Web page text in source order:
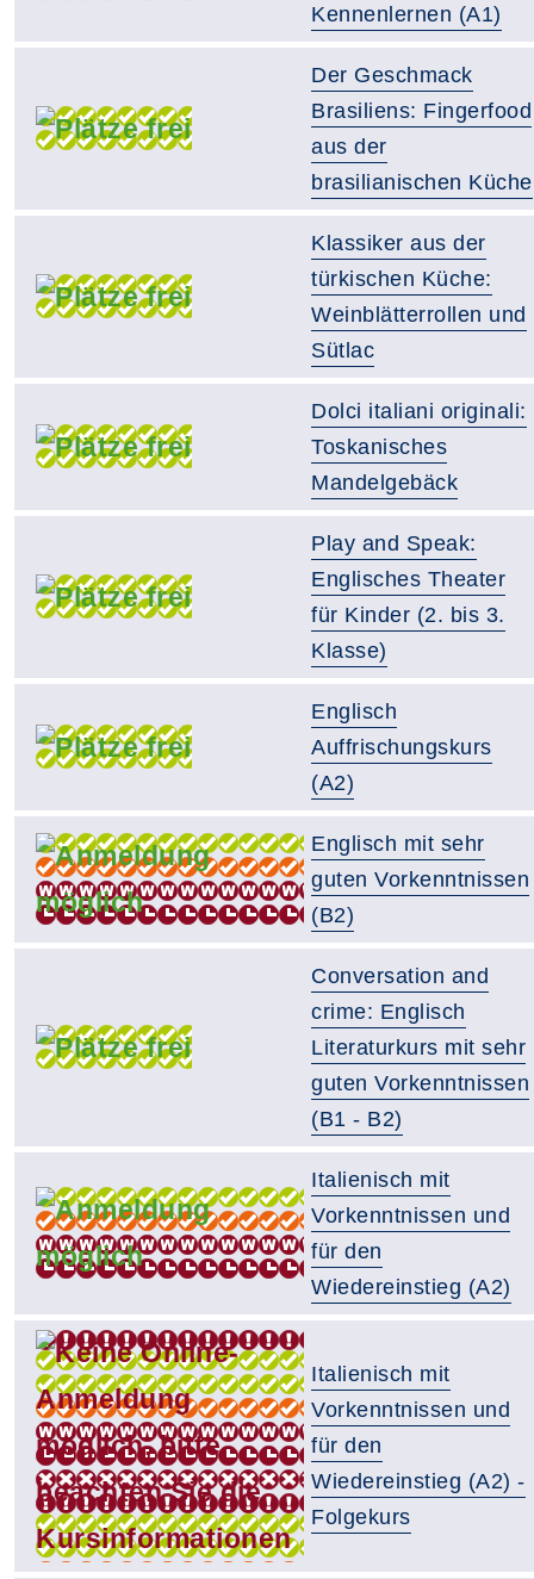
Kennenlernen (A1)
Der Geschmack
Brasiliens: Fingerfood
aus der
brasilianischen Küche
Klassiker aus der
türkischen Küche:
Weinblätterrollen und
Sütlac
Dolci italiani originali:
Toskanisches
Mandelgebäck
Play and Speak:
Englisches Theater
für Kinder (2. bis 3.
Klasse)
Englisch
Auffrischungskurs
(A2)
Englisch mit sehr
guten Vorkenntnissen
(B2)
Conversation and
crime: Englisch
Literaturkurs mit sehr
guten Vorkenntnissen
(B1 - B2)
Italienisch mit
Vorkenntnissen und
für den
Wiedereinstieg (A2)
Italienisch mit
Vorkenntnissen und
für den
Wiedereinstieg (A2) -
Folgekurs